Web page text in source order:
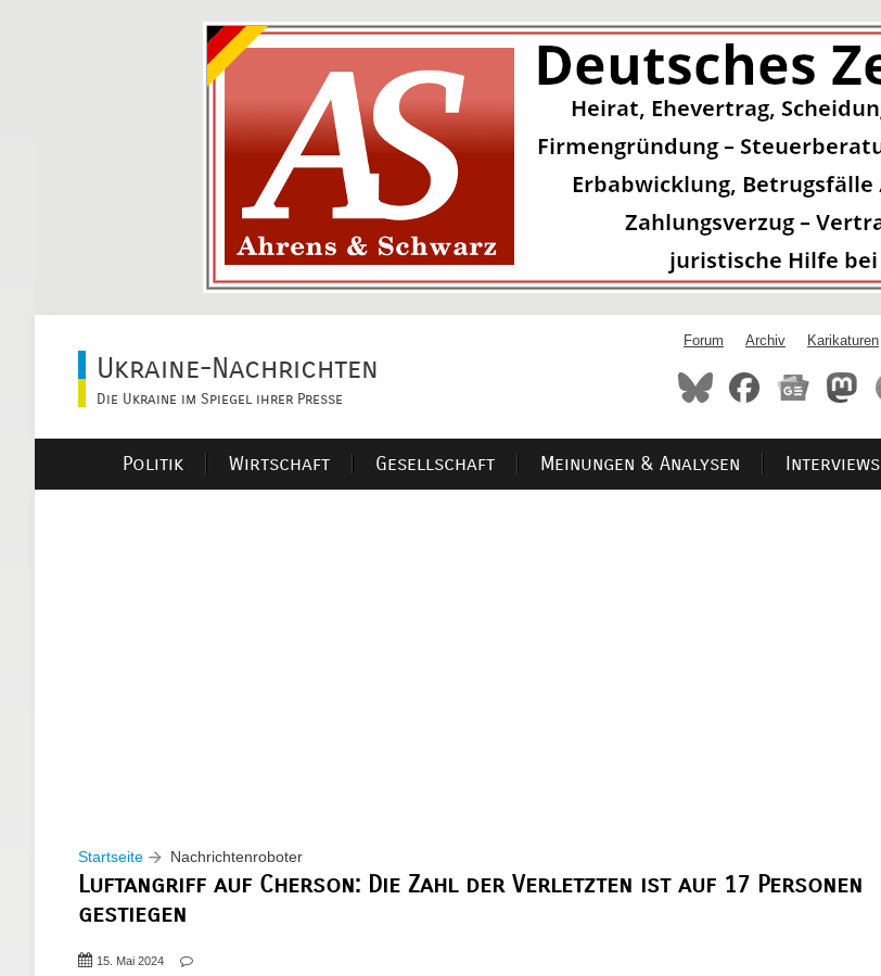
Ukraine-Nachrichten
Die Ukraine im Spiegel ihrer Presse
Forum Archiv Karikaturen
Politik Wirtschaft Gesellschaft Meinungen & Analysen Interviews
Startseite Nachrichtenroboter
Luftangriff auf Cherson: Die Zahl der Verletzten ist auf 17 Personen
gestiegen
15. Mai 2024